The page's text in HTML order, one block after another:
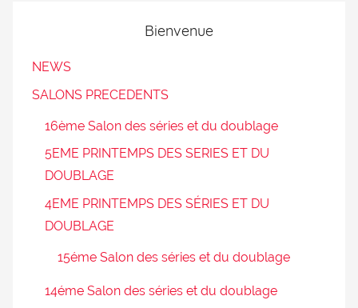
Bienvenue
NEWS
SALONS PRECEDENTS
16ème Salon des séries et du doublage
5EME PRINTEMPS DES SERIES ET DU
DOUBLAGE
4EME PRINTEMPS DES SÉRIES ET DU
DOUBLAGE
15éme Salon des séries et du doublage
14éme Salon des séries et du doublage